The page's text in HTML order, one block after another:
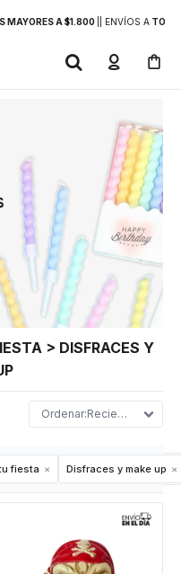
MAYORES A $1.800 | ENVÍOS ATODO
> DISFRACES Y
Recientes
fiesta Disfraces y make up